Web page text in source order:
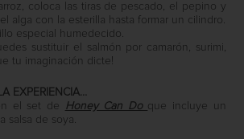
coloca las tiras de pescado, el pepino y
alga con la esterilla hasta formar un cilindro.
especial humedecido.
sustituir el salmón por camarón, surimi,
tu imaginación dicte!
EXPERIENCIA…
el set de Honey Can Do que incluye un
salsa de soya.